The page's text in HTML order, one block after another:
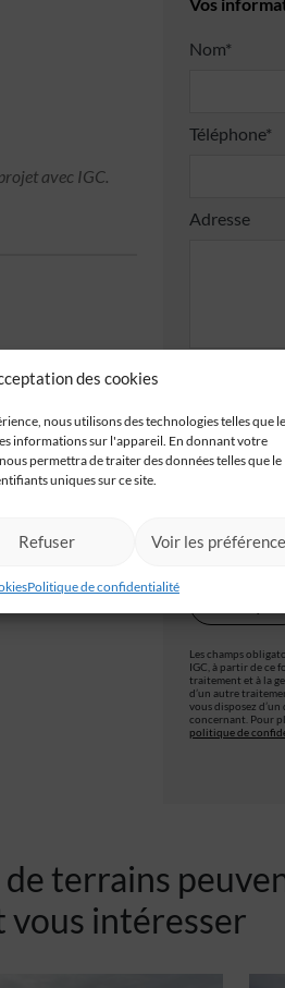
des cookies
nous utilisons des technologies telles que
informations sur l'appareil. En donnant votre
permettra de traiter des données telles que le
uniques sur ce site.
Refuser Voir les
Politique de confidentialité
avec IGC.
Nom*
Téléphone*
Adresse
Je
Les champs
IGC, à partir de ce
traitement et à la
d’un autre
vous disposez
concernant. Pour
politique de
de terrains
vous intéresser